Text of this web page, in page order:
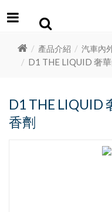
產品介紹 汽車內
D1 THE LIQUID 奢
D1 THE LIQUID
香劑